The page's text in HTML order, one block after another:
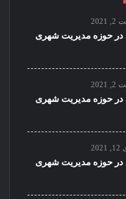
حوزه مدیریت شهری
حوزه مدیریت شهری
حوزه مدیریت شهری